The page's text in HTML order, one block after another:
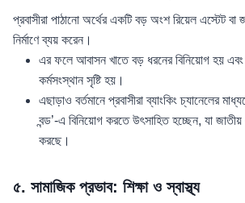
প্রবাসীরা পাঠানো অর্থের একটি বড় অংশ রিয়েল এস্টেট বা
নির্মাণে ব্যয় করেন।
এর ফলে আবাসন খাতে বড় ধরনের বিনিয়োগ হয় এবং
কর্মসংস্থান সৃষ্টি হয়।
এছাড়াও বর্তমানে প্রবাসীরা ব্যাংকিং চ্যানেলের
বন্ড’-এ বিনিয়োগ করতে উৎসাহিত হচ্ছেন, যা
করছে।
৫. সামাজিক প্রভাব: শিক্ষা ও স্বাস্থ্য